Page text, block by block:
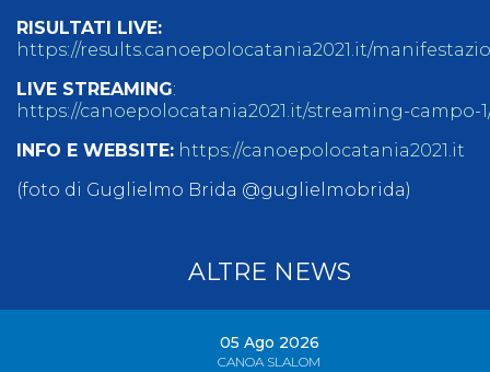
RISULTATI LIVE:
https://results.canoepolocatania2021.it/
LIVE STREAMING:
https://canoepolocatania2021.it/streaming-campo-
INFO E WEBSITE: https://canoepolocatania2021.it
(foto di Guglielmo Brida @guglielmobrida)
ALTRE NEWS
05 Ago 2026
CANOA SLALOM